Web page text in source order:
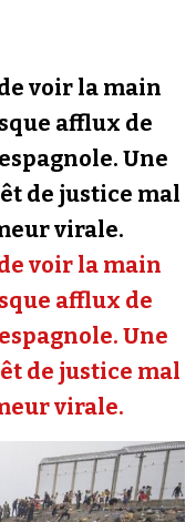
voir la main
afflux de
Une
de justice mal
virale.
voir la main
afflux de
Une
de justice mal
virale.